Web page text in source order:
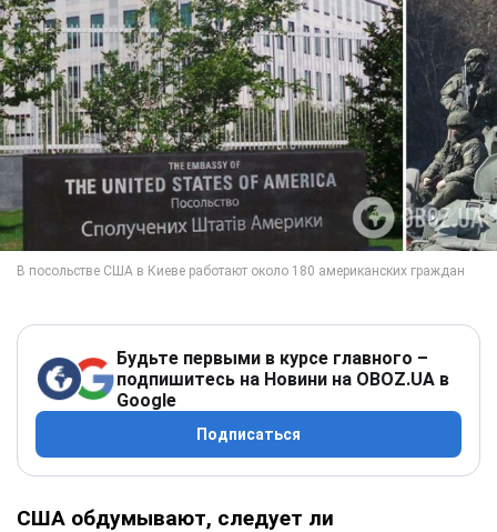
Будьте первыми в курсе главного –
подпишитесь на Новини на OBOZ.UA в
Google
Подписаться
США обдумывают, следует ли